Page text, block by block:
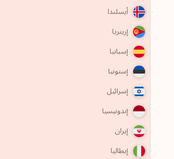
أيسلندا
إريتريا
إسبانيا
إستونيا
إسرائيل
إندونيسيا
إيران
إيطاليا